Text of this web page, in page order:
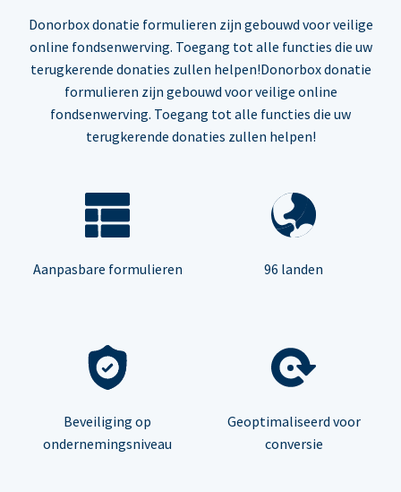
Donorbox donatie formulieren zijn gebouwd voor veilige
online fondsenwerving. Toegang tot alle functies die uw
terugkerende donaties zullen helpen!Donorbox donatie
formulieren zijn gebouwd voor veilige online
fondsenwerving. Toegang tot alle functies die uw
terugkerende donaties zullen helpen!
Aanpasbare formulieren 96 landen
Beveiliging op
ondernemingsniveau
Geoptimaliseerd voor
conversie